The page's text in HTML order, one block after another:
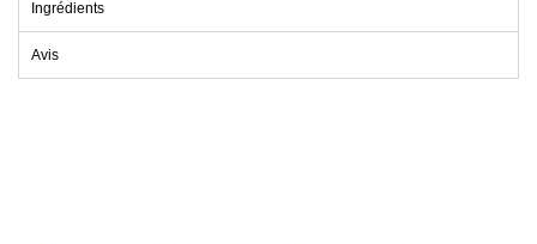
Ingrédients
Avis